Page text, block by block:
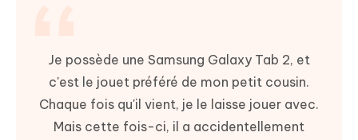
Je possède une Samsung Galaxy Tab 2, et
c'est le jouet préféré de mon petit cousin.
Chaque fois qu'il vient, je le laisse jouer avec.
Mais cette fois-ci, il a accidentellement